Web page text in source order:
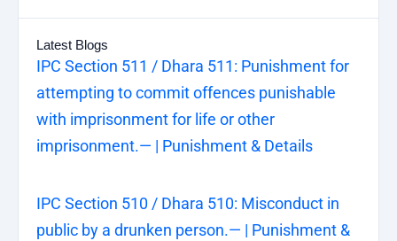
Latest Blogs
IPC Section 511 / Dhara 511: Punishment for
attempting to commit offences punishable
with imprisonment for life or other
imprisonment.— | Punishment & Details
IPC Section 510 / Dhara 510: Misconduct in
public by a drunken person.— | Punishment &